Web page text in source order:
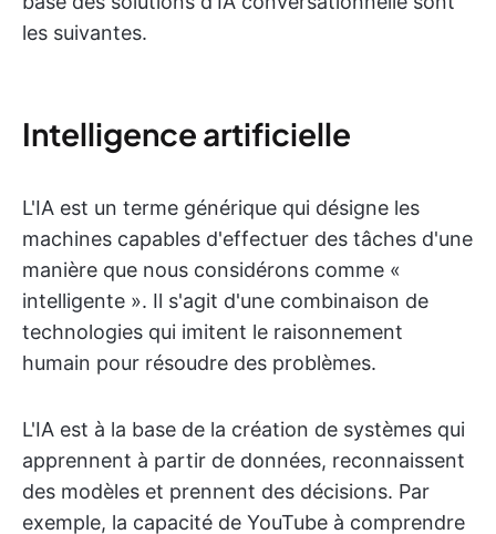
les suivantes.
Intelligence artificielle
L'IA est un terme générique qui désigne les
machines capables d'effectuer des tâches d'une
manière que nous considérons comme «
intelligente ». Il s'agit d'une combinaison de
technologies qui imitent le raisonnement
humain pour résoudre des problèmes.
L'IA est à la base de la création de systèmes qui
apprennent à partir de données, reconnaissent
des modèles et prennent des décisions. Par
exemple, la capacité de YouTube à comprendre